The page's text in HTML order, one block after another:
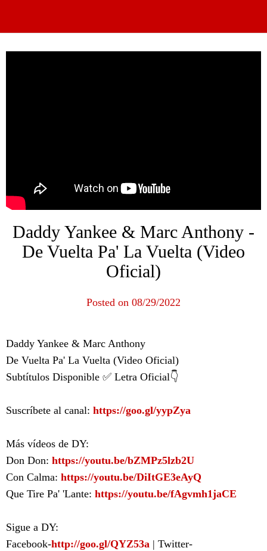
Daddy Yankee & Marc Anthony -
De Vuelta Pa' La Vuelta (Video
Oficial)
Posted on 08/29/2022
Daddy Yankee & Marc Anthony
De Vuelta Pa' La Vuelta (Video Oficial)
Subtítulos Disponible ✅ Letra Oficial👇
Suscríbete al canal: https://goo.gl/yypZya
Más vídeos de DY:
Don Don: https://youtu.be/bZMPz5lzb2U
Con Calma: https://youtu.be/DiItGE3eAyQ
Que Tire Pa' 'Lante: https://youtu.be/fAgvmh1jaCE
Sigue a DY:
Facebook-http://goo.gl/QYZ53a | Twitter-